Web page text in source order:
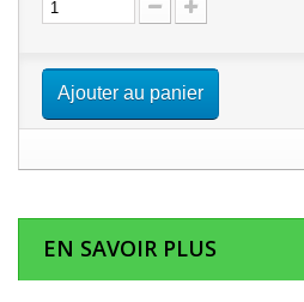
Ajouter au panier
EN SAVOIR PLUS